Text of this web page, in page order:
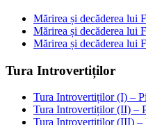
Mărirea și decăderea lui
Mărirea și decăderea lui
Mărirea și decăderea lui
Tura Introvertiților
Tura Introvertiților (I) –
Tura Introvertiților (II) –
Tura Introvertiților (III) –